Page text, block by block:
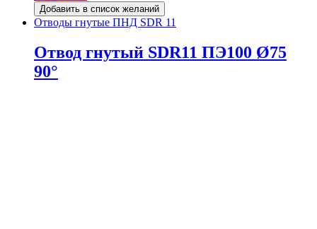
Добавить в список желаний
Отводы гнутые ПНД SDR 11
Отвод гнутый SDR11 ПЭ100 Ø75
90°